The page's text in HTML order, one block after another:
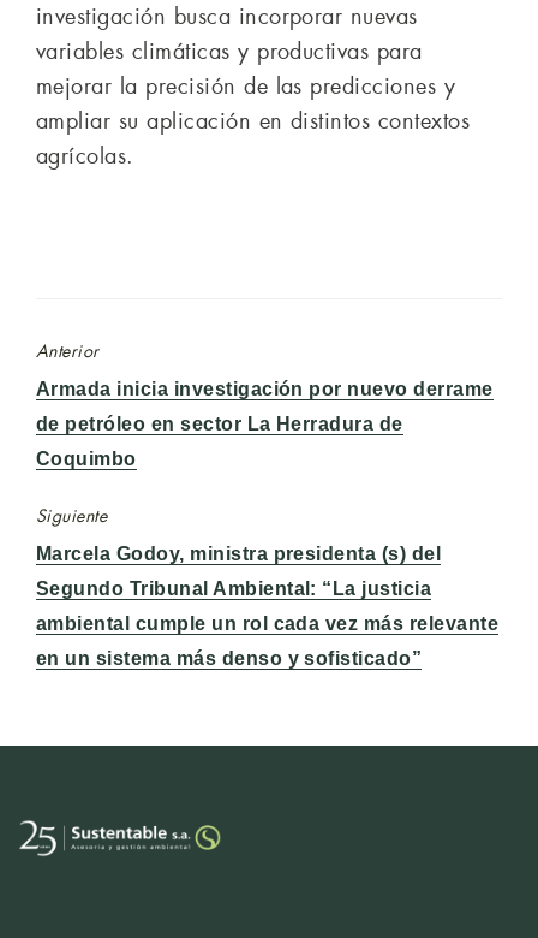
investigación busca incorporar nuevas
variables climáticas y productivas para
mejorar la precisión de las predicciones y
ampliar su aplicación en distintos contextos
agrícolas.
Anterior
Entrada
anterior:
Armada inicia investigación por nuevo derrame
de petróleo en sector La Herradura de
Coquimbo
Siguiente
Entrada
siguiente:
Marcela Godoy, ministra presidenta (s) del
Segundo Tribunal Ambiental: “La justicia
ambiental cumple un rol cada vez más relevante
en un sistema más denso y sofisticado”